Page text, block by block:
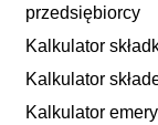
przedsiębiorcy
Kalkulator
Kalkulator
Kalkulator